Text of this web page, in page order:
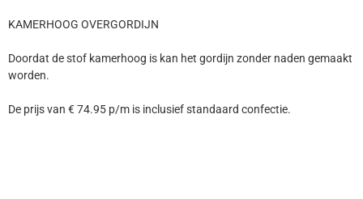
KAMERHOOG OVERGORDIJN
Doordat de stof kamerhoog is kan het gordijn zonder naden gemaakt
worden.
De prijs van € 74.95 p/m is inclusief standaard confectie.